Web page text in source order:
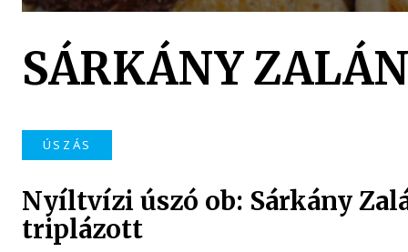
SÁRKÁNY
ÚSZÁS
Nyíltvízi úszó ob: Sárkány
triplázott